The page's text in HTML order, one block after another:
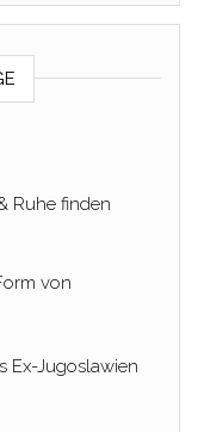
Ruhe finden
von
Ex-Jugoslawien